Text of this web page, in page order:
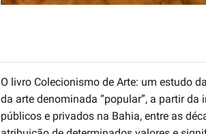
O livro Colecionismo de Arte: um estudo
da arte denominada “popular”, a partir
públicos e privados na Bahia, entre as